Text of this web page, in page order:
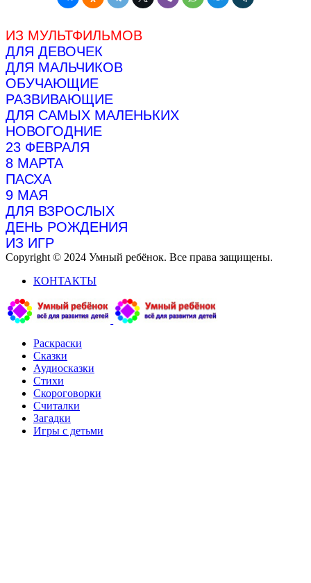
ИЗ МУЛЬТФИЛЬМОВ
ДЛЯ ДЕВОЧЕК
ДЛЯ МАЛЬЧИКОВ
ОБУЧАЮЩИЕ
РАЗВИВАЮЩИЕ
ДЛЯ САМЫХ МАЛЕНЬКИХ
НОВОГОДНИЕ
23 ФЕВРАЛЯ
8 МАРТА
ПАСХА
9 МАЯ
ДЛЯ ВЗРОСЛЫХ
ДЕНЬ РОЖДЕНИЯ
ИЗ ИГР
Copyright © 2024 Умный ребёнок. Все права защищены.
КОНТАКТЫ
Раскраски
Сказки
Аудиосказки
Стихи
Скороговорки
Считалки
Загадки
Игры с детьми